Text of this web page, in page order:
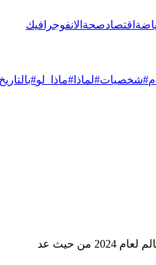
اقتصادصحةالانفوجرافيك
#شخصيات#لماذا #ماذا_لو#بالتاريخ
من حيث عد